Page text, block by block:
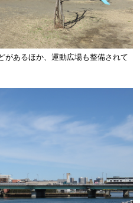
があるほか、運動広場も整備されて